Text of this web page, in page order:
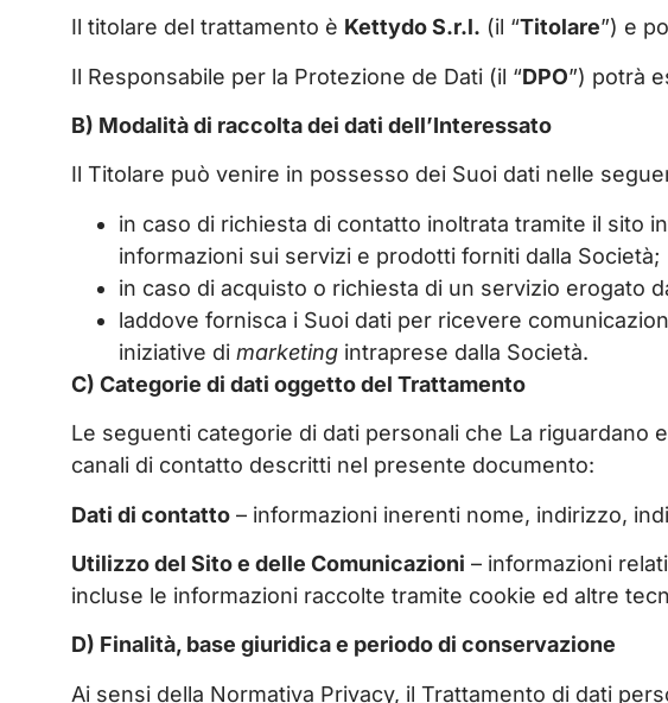
Il titolare del trattamento è Kettydo S.r.l. (il “Titolare”) e
Il Responsabile per la Protezione de Dati (il “DPO”) potrà
B) Modalità di raccolta dei dati dell’Interessato
Il Titolare può venire in possesso dei Suoi dati nelle
in caso di richiesta di contatto inoltrata tramite il sito
informazioni sui servizi e prodotti forniti dalla Società;
in caso di acquisto o richiesta di un servizio erogato
laddove fornisca i Suoi dati per ricevere
iniziative di marketing intraprese dalla Società.
C) Categorie di dati oggetto del Trattamento
Le seguenti categorie di dati personali che La
canali di contatto descritti nel presente documento:
Dati di contatto – informazioni inerenti nome, indirizzo,
Utilizzo del Sito e delle Comunicazioni – informazioni
incluse le informazioni raccolte tramite cookie ed altre
D) Finalità, base giuridica e periodo di conservazione
Ai sensi della Normativa Privacy, il Trattamento di dati